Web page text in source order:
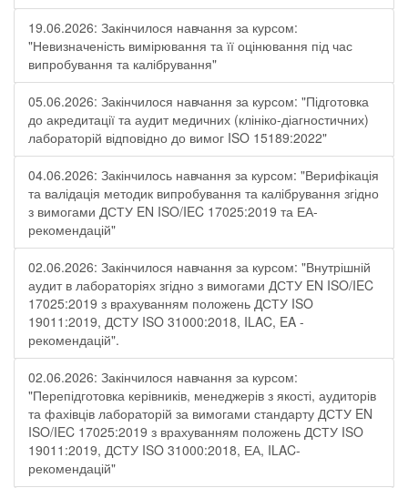
19.06.2026: Закінчилося навчання за курсом:
"Невизначеність вимірювання та її оцінювання під час
випробування та калібрування"
05.06.2026: Закінчилося навчання за курсом: "Підготовка
до акредитації та аудит медичних (клініко-діагностичних)
лабораторій відповідно до вимог ISO 15189:2022"
04.06.2026: Закінчилось навчання за курсом: "Верифікація
та валідація методик випробування та калібрування згідно
з вимогами ДСТУ EN ISO/IEC 17025:2019 та ЕА-
рекомендацій"
02.06.2026: Закінчилося навчання за курсом: "Внутрішній
аудит в лабораторіях згідно з вимогами ДСТУ EN ISO/IEC
17025:2019 з врахуванням положень ДСТУ ISO
19011:2019, ДСТУ ISO 31000:2018, ILAC, EA -
рекомендацій".
02.06.2026: Закінчилося навчання за курсом:
"Перепідготовка керівників, менеджерів з якості, аудиторів
та фахівців лабораторій за вимогами стандарту ДСТУ EN
ISO/IEC 17025:2019 з врахуванням положень ДСТУ ISO
19011:2019, ДСТУ ISO 31000:2018, ЕА, ILAC-
рекомендацій"